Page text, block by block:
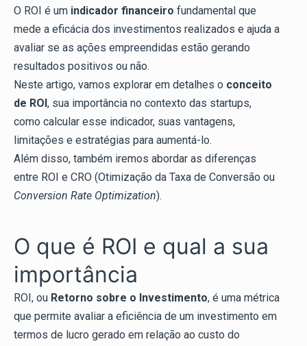
O ROI é um indicador financeiro fundamental que
mede a eficácia dos investimentos realizados e ajuda a
avaliar se as ações empreendidas estão gerando
resultados positivos ou não.
Neste artigo, vamos explorar em detalhes o conceito
de ROI, sua importância no contexto das startups,
como calcular esse indicador, suas vantagens,
limitações e estratégias para aumentá-lo.
Além disso, também iremos abordar as diferenças
entre ROI e CRO (Otimização da Taxa de Conversão ou
Conversion Rate Optimization).
O que é ROI e qual a sua
importância
ROI, ou Retorno sobre o Investimento, é uma métrica
que permite avaliar a eficiência de um investimento em
termos de lucro gerado em relação ao custo do